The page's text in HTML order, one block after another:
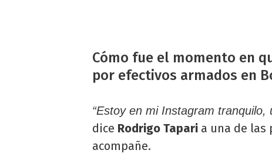
Cómo fue el momento en
por efectivos armados en
“Estoy en mi Instagram
dice Rodrigo Tapari a una de las
acompañe.